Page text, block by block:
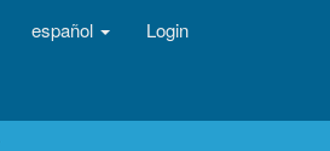
español Login